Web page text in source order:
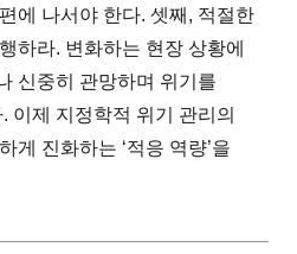
에 나서야 한다. 셋째, 적절한
하라. 변화하는 현장 상황에
신중히 관망하며 위기를
이제 지정학적 위기 관리의
게 진화하는 ‘적응 역량’을